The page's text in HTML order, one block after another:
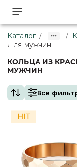
Каталог / /
Для мужчин
КОЛЬЦА ИЗ
МУЖЧИН
Все